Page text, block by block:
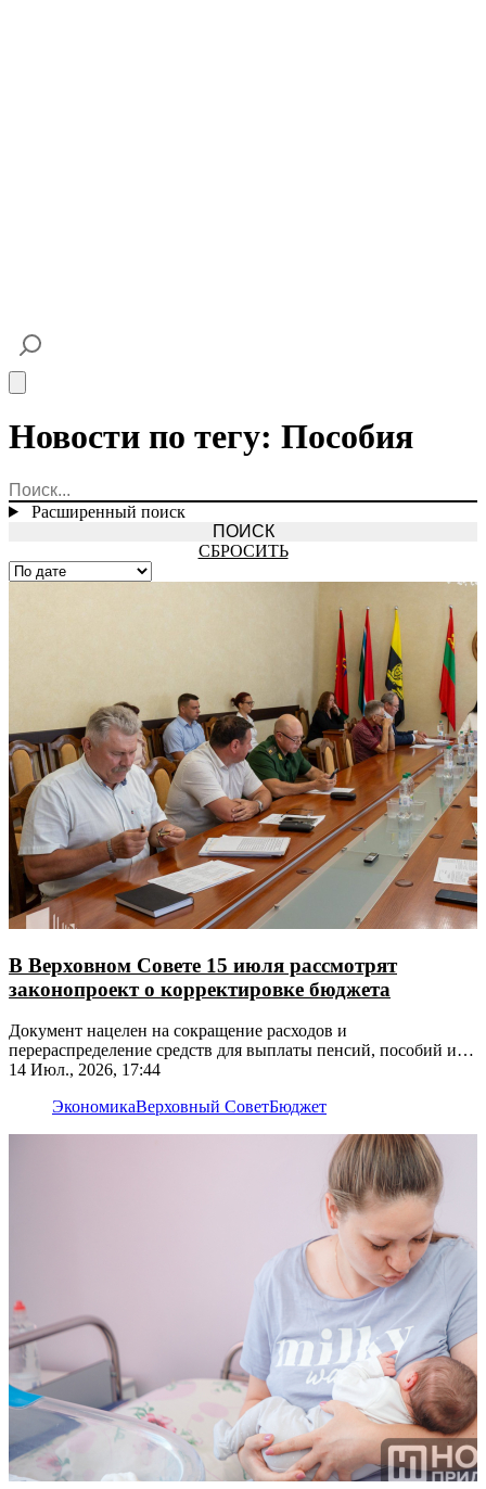
Новости по тегу: Пособия
Расширенный поиск
СБРОСИТЬ
В Верховном Совете 15 июля рассмотрят
законопроект о корректировке бюджета
Документ нацелен на сокращение расходов и
перераспределение средств для выплаты пенсий, пособий и
зарплат бюджетникам
14 Июл., 2026, 17:44
ЭкономикаВерховный СоветБюджет